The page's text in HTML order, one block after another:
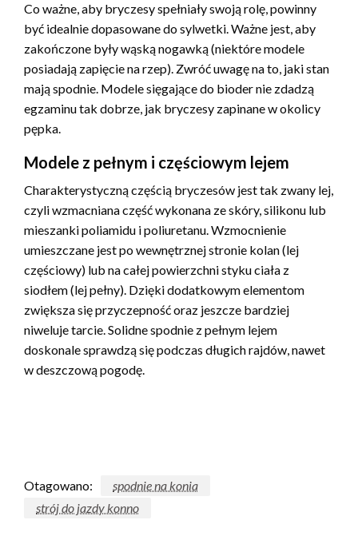
Co ważne, aby bryczesy spełniały swoją rolę, powinny
być idealnie dopasowane do sylwetki. Ważne jest, aby
zakończone były wąską nogawką (niektóre modele
posiadają zapięcie na rzep). Zwróć uwagę na to, jaki stan
mają spodnie. Modele sięgające do bioder nie zdadzą
egzaminu tak dobrze, jak bryczesy zapinane w okolicy
pępka.
Modele z pełnym i częściowym lejem
Charakterystyczną częścią bryczesów jest tak zwany lej,
czyli wzmacniana część wykonana ze skóry, silikonu lub
mieszanki poliamidu i poliuretanu. Wzmocnienie
umieszczane jest po wewnętrznej stronie kolan (lej
częściowy) lub na całej powierzchni styku ciała z
siodłem (lej pełny). Dzięki dodatkowym elementom
zwiększa się przyczepność oraz jeszcze bardziej
niweluje tarcie. Solidne spodnie z pełnym lejem
doskonale sprawdzą się podczas długich rajdów, nawet
w deszczową pogodę.
Otagowano:
spodnie na konia
strój do jazdy konno